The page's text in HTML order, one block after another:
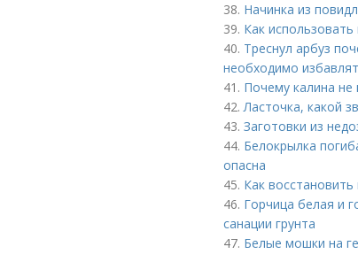
38. Начинка из
39. Как
40. Треснул арбуз
необходимо
41. Почему калина
42.Ласточка, какой
43. Заготовки из
44. Белокрылка
опасна
45. Как
46. Горчица белая и
санации грунта
47. Белые мошки на